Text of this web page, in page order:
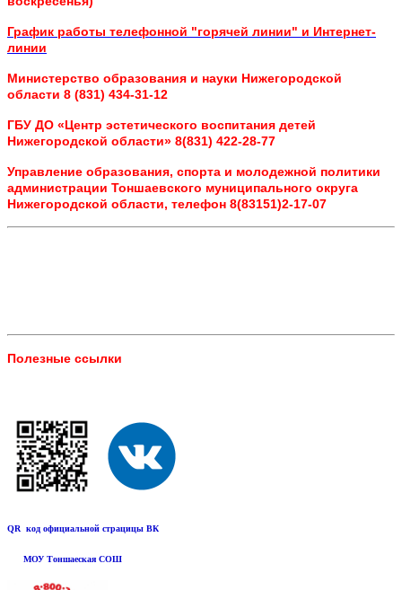
График работы телефонной "горячей линии" и Интернет-
линии
Министерство образования и науки Нижегородской
области 8 (831) 434-31-12
ГБУ ДО «Центр эстетического воспитания детей
Нижегородской области» 8(831) 422-28-77
Управление образования, спорта и молодежной политики
администрации Тоншаевского муниципального округа
Нижегородской области, телефон 8(83151)2-17-07
Полезные ссылки
QR код официальной страцицы ВК
МОУ Тоншаеская СОШ